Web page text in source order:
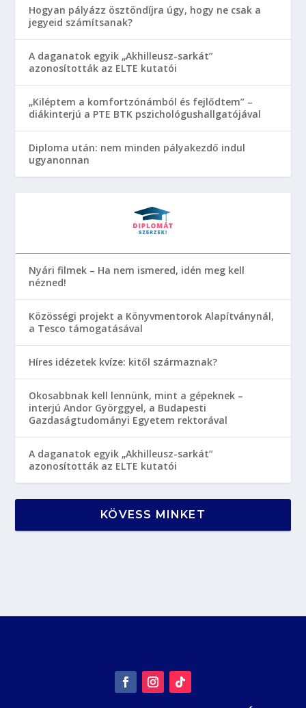
Hogyan pályázz ösztöndíjra úgy, hogy ne csak a
jegyeid számítsanak?
A daganatok egyik „Akhilleusz-sarkát”
azonosították az ELTE kutatói
„Kiléptem a komfortzónámból és fejlődtem” –
diákinterjú a PTE BTK pszichológushallgatójával
Diploma után: nem minden pályakezdő indul
ugyanonnan
Nyári filmek – Ha nem ismered, idén meg kell
nézned!
Közösségi projekt a Könyvmentorok Alapítványnál,
a Tesco támogatásával
Híres idézetek kvíze: kitől származnak?
Okosabbnak kell lennünk, mint a gépeknek –
interjú Andor Györggyel, a Budapesti
Gazdaságtudományi Egyetem rektorával
A daganatok egyik „Akhilleusz-sarkát”
azonosították az ELTE kutatói
KÖVESS MINKET